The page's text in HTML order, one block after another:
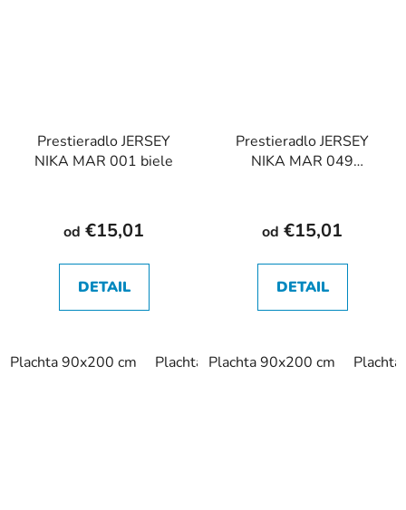
Prestieradlo JERSEY
NIKA MAR 001 biele
od €15,01
DETAIL
Plachta 90x200 cm Plachta 120x200 cm Plachta
Prestieradlo JERSEY
NIKA MAR 049
od €15,01
DETAIL
Plachta 90x200 cm